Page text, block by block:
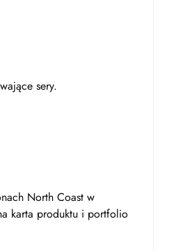
sery.
North Coast w
karta produktu i portfolio